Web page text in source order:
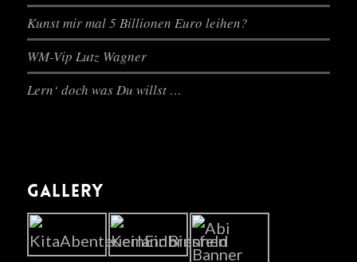
Kunst mir mal 5 Billionen Euro leihen?
WM-Vip Lutz Wagner
Lern‘ doch was Du willst …
GALLERY